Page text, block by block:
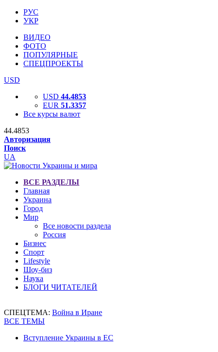
РУС
УКР
ВИДЕО
ФОТО
ПОПУЛЯРНЫЕ
СПЕЦПРОЕКТЫ
USD
USD 44.4853
EUR 51.3357
Все курсы валют
44.4853
Авторизация
Поиск
UA
ВСЕ РАЗДЕЛЫ
Главная
Украина
Город
Мир
Все новости раздела
Россия
Бизнес
Спорт
Lifestyle
Шоу-биз
Наука
БЛОГИ ЧИТАТЕЛЕЙ
СПЕЦТЕМА: Война в Иране
ВСЕ ТЕМЫ
Вступление Украины в ЕС